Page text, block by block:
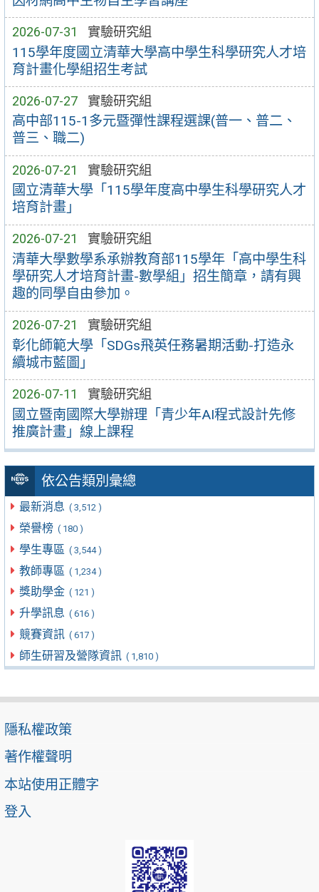
2026-07-31 實驗研究組
115學年度國立清華大學高中學生科學研究人才培
育計畫化學組招生考試
2026-07-27 實驗研究組
高中部115-1多元暨彈性課程選課(普一、普二、
普三、職二)
2026-07-21 實驗研究組
國立清華大學「115學年度高中學生科學研究人才
培育計畫」
2026-07-21 實驗研究組
清華大學數學系承辦教育部115學年「高中學生科
學研究人才培育計畫-數學組」招生簡章，請有興
趣的同學自由參加。
2026-07-21 實驗研究組
彰化師範大學「SDGs飛英任務暑期活動-打造永
續城市藍圖」
2026-07-11 實驗研究組
國立暨南國際大學辦理「青少年AI程式設計先修
推廣計畫」線上課程
依公告類別彙總
最新消息 ( 3,512 )
榮譽榜 ( 180 )
學生專區 ( 3,544 )
教師專區 ( 1,234 )
獎助學金 ( 121 )
升學訊息 ( 616 )
競賽資訊 ( 617 )
師生研習及營隊資訊 ( 1,810 )
隱私權政策
著作權聲明
本站使用正體字
登入